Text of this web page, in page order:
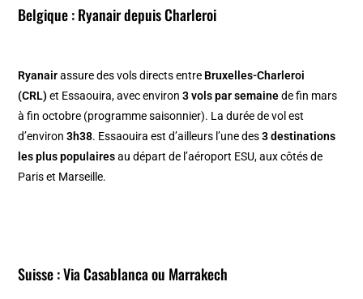
Belgique : Ryanair depuis Charleroi
Ryanairassure des vols directs entre Bruxelles-Charleroi
(CRL) et Essaouira, avec environ3 vols par semainede fin mars
à fin octobre (programme saisonnier). La durée de vol est
d’environ3h38. Essaouira est d’ailleurs l’une des3 destinations
les plus populairesau départ de l’aéroport ESU, aux côtés de
Paris et Marseille.
Suisse : Via Casablanca ou Marrakech